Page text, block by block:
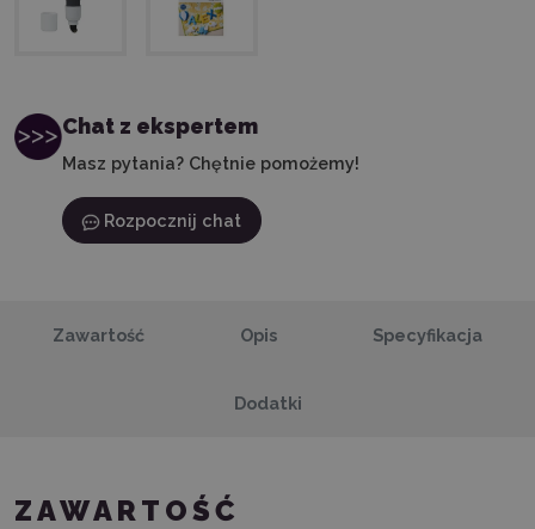
Chat z ekspertem
Masz pytania? Chętnie pomożemy!
Rozpocznij chat
Zawartość Opis Specyfikacja
Dodatki
ZAWARTOŚĆ